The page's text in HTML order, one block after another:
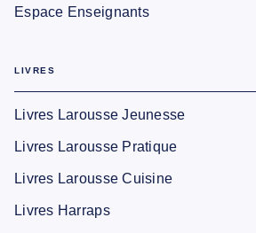
Espace Enseignants
LIVRES
Livres Larousse Jeunesse
Livres Larousse Pratique
Livres Larousse Cuisine
Livres Harraps